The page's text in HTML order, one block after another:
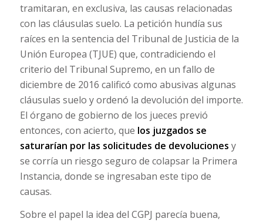
tramitaran, en exclusiva, las causas relacionadas
con las cláusulas suelo. La petición hundía sus
raíces en la sentencia del Tribunal de Justicia de la
Unión Europea (TJUE) que, contradiciendo el
criterio del Tribunal Supremo, en un fallo de
diciembre de 2016 calificó como abusivas algunas
cláusulas suelo y ordenó la devolución del importe.
El órgano de gobierno de los jueces previó
entonces, con acierto, que los juzgados se
saturarían por las solicitudes de devoluciones y
se corría un riesgo seguro de colapsar la Primera
Instancia, donde se ingresaban este tipo de
causas.
Sobre el papel la idea del CGPJ parecía buena,